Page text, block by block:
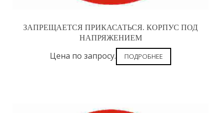
ЗАПРЕЩАЕТСЯ ПРИКАСАТЬСЯ. КОРПУС ПОД
НАПРЯЖЕНИЕМ
Цена по запросу. ПОДРОБНЕЕ